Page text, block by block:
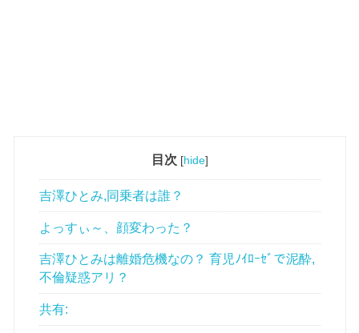
目次 [hide]
吉澤ひとみ,同乗者は誰？
よっすぃ～、顔変わった？
吉澤ひとみは離婚危機なの？ 育児ﾉｲﾛｰｾﾞで泥酔,
不倫疑惑アリ？
共有: